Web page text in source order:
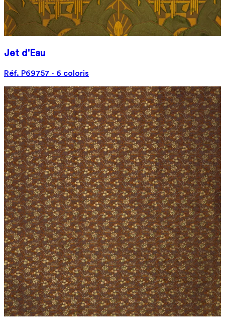
Jet d'Eau
Réf. P69757 · 6 coloris